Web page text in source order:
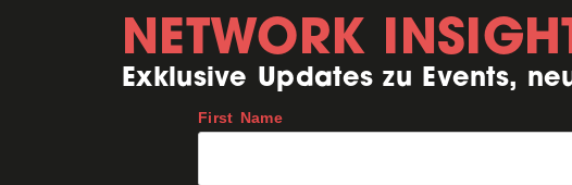
NETWORK
Exklusive Updates zu Events,
First Name